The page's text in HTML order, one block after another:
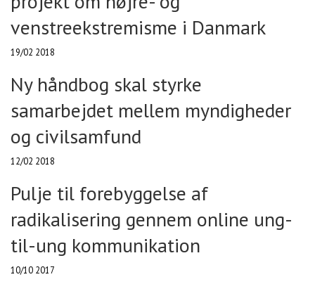
venstreekstremisme i Danmark
19/02 2018
Ny håndbog skal styrke
samarbejdet mellem myndigheder
og civilsamfund
12/02 2018
Pulje til forebyggelse af
radikalisering gennem online ung-
til-ung kommunikation
10/10 2017